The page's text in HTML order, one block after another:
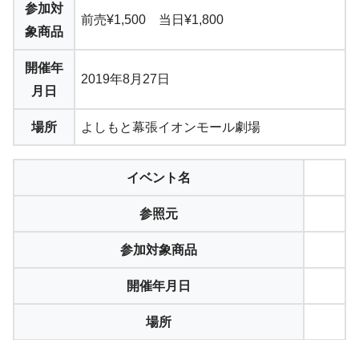
参加対
象商品
前売¥1,500 当日¥1,800
開催年
月日
2019年8月27日
場所 よしもと幕張イオンモール劇場
イベント名
参照元
参加対象商品
開催年月日
場所